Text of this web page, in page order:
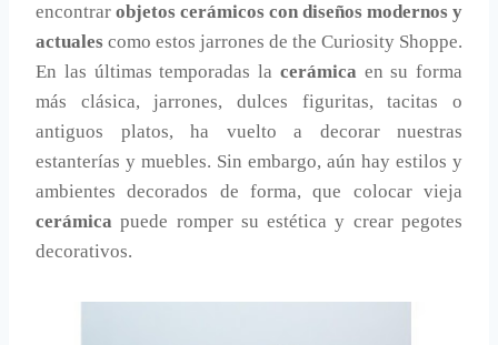
encontrar objetos cerámicos con diseños modernos y
actuales como estos jarrones de the Curiosity Shoppe.
En las últimas temporadas la cerámica en su forma
más clásica, jarrones, dulces figuritas, tacitas o
antiguos platos, ha vuelto a decorar nuestras
estanterías y muebles. Sin embargo, aún hay estilos y
ambientes decorados de forma, que colocar vieja
cerámica puede romper su estética y crear pegotes
decorativos.